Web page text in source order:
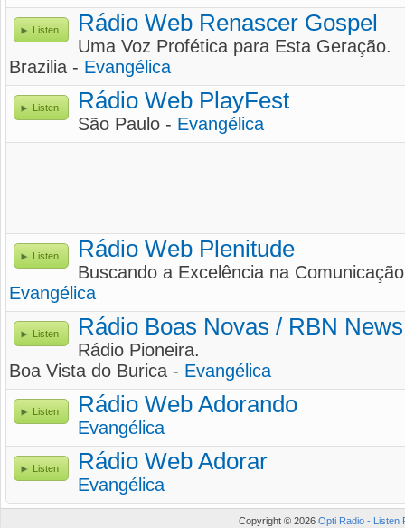
Listen Rádio Web Renascer Gospel
Uma Voz Profética para Esta Geração.
Brazilia - Evangélica
Listen Rádio Web PlayFest
São Paulo - Evangélica
Listen Rádio Web Plenitude
Buscando a Excelência na
Evangélica
Listen Rádio Boas Novas / RBN
Rádio Pioneira.
Boa Vista do Burica - Evangélica
Listen Rádio Web Adorando
Evangélica
Listen Rádio Web Adorar
Evangélica
Copyright © 2026 Opti Radio - Listen